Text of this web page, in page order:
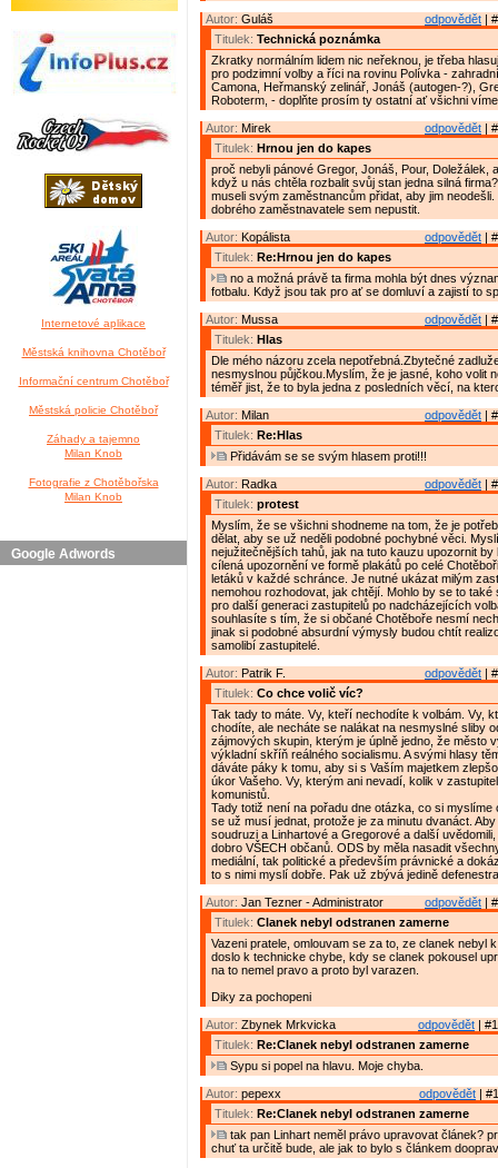
Internetové aplikace
Městská knihovna Chotěboř
Informační centrum Chotěboř
Městská policie Chotěboř
Záhady a tajemno
Milan Knob
Fotografie z Chotěbořska
Milan Knob
Google Adwords
odpovědět |
Autor: Guláš
Titulek: Technická poznámka
Zkratky normálním lidem nic neřeknou, je třeba
pro podzimní volby a říci na rovinu Polívka -
Camona, Heřmanský zelinář, Jonáš (autogen-?),
Roboterm, - doplňte prosím ty ostatní ať všichni
odpovědět |
Autor: Mirek
Titulek: Hrnou jen do kapes
proč nebyli pánové Gregor, Jonáš, Pour, Doležálek,
když u nás chtěla rozbalit svůj stan jedna silná
museli svým zaměstnancům přidat, aby jim neodešli.
dobrého zaměstnavatele sem nepustit.
odpovědět |
Autor: Kopálista
Titulek: Re:Hrnou jen do kapes
no a možná právě ta firma mohla být dnes
fotbalu. Když jsou tak pro ať se domluví a zajistí to
odpovědět |
Autor: Mussa
Titulek: Hlas
Dle mého názoru zcela nepotřebná.Zbytečné
nesmyslnou půjčkou.Myslím, že je jasné, koho volit
téměř jist, že to byla jedna z posledních věcí, na
odpovědět |
Autor: Milan
Titulek: Re:Hlas
Přidávám se se svým hlasem proti!!!
odpovědět |
Autor: Radka
Titulek: protest
Myslím, že se všichni shodneme na tom, že je
dělat, aby se už neděli podobné pochybné věci.
nejužitečnějších tahů, jak na tuto kauzu upozornit
cílená upozornění ve formě plakátů po celé
letáků v každé schránce. Je nutné ukázat milým
nemohou rozhodovat, jak chtějí. Mohlo by se to také
pro další generaci zastupitelů po nadcházejících
souhlasíte s tím, že si občané Chotěboře nesmí
jinak si podobné absurdní výmysly budou chtít
samolibí zastupitelé.
odpovědět |
Autor: Patrik F.
Titulek: Co chce volič víc?
Tak tady to máte. Vy, kteří nechodíte k volbám. Vy,
chodíte, ale necháte se nalákat na nesmyslné sliby
zájmových skupin, kterým je úplně jedno, že město
výkladní skříň reálného socialismu. A svými hlasy
dáváte páky k tomu, aby si s Vaším majetkem
úkor Vašeho. Vy, kterým ani nevadí, kolik v
komunistů.
Tady totiž není na pořadu dne otázka, co si myslíme
se už musí jednat, protože je za minutu dvanáct.
soudruzi a Linhartové a Gregorové a další
dobro VŠECH občanů. ODS by měla nasadit
mediální, tak politické a především právnické a
to s nimi myslí dobře. Pak už zbývá jedině
odpovědět |
Autor: Jan Tezner - Administrator
Titulek: Clanek nebyl odstranen zamerne
Vazeni pratele, omlouvam se za to, ze clanek nebyl
doslo k technicke chybe, kdy se clanek pokousel
na to nemel pravo a proto byl varazen.
Diky za pochopeni
odpovědět |
Autor: Zbynek Mrkvicka
Titulek: Re:Clanek nebyl odstranen zamerne
Sypu si popel na hlavu. Moje chyba.
odpovědět |
Autor: pepexx
Titulek: Re:Clanek nebyl odstranen zamerne
tak pan Linhart neměl právo upravovat článek?
chuť ta určitě bude, ale jak to bylo s článkem